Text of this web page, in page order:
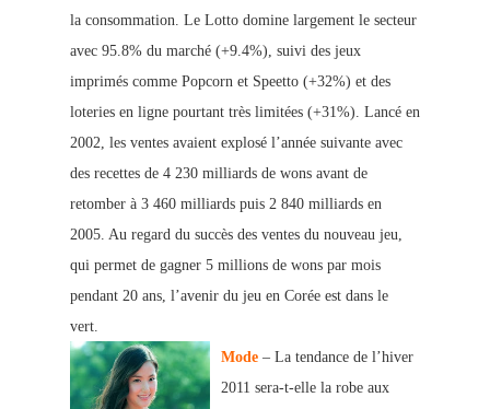
la consommation. Le Lotto domine largement le secteur
avec 95.8% du marché (+9.4%), suivi des jeux
imprimés comme Popcorn et Speetto (+32%) et des
loteries en ligne pourtant très limitées (+31%). Lancé en
2002, les ventes avaient explosé l’année suivante avec
des recettes de 4 230 milliards de wons avant de
retomber à 3 460 milliards puis 2 840 milliards en
2005. Au regard du succès des ventes du nouveau jeu,
qui permet de gagner 5 millions de wons par mois
pendant 20 ans, l’avenir du jeu en Corée est dans le
vert.
Mode – La tendance de l’hiver
2011 sera-t-elle la robe aux